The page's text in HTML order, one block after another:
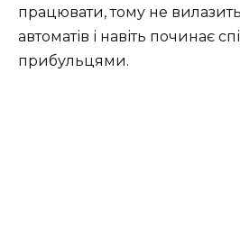
працювати, тому не вилазить
автоматів і навіть починає
прибульцями.